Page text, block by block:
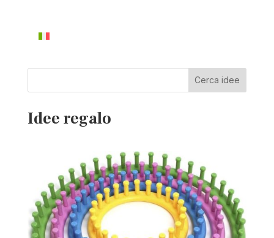
Cerca idee
Idee regalo